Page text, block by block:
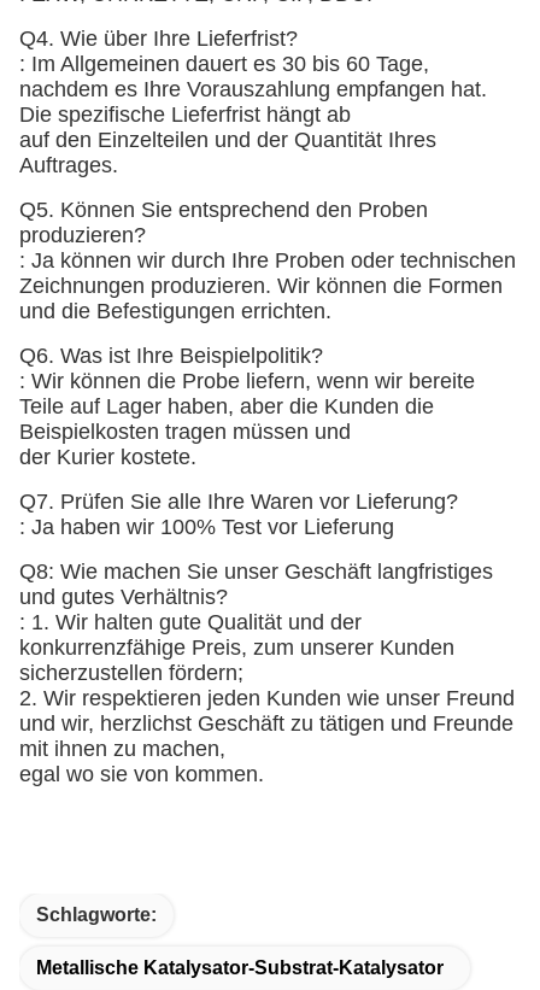
Q4. Wie über Ihre Lieferfrist?
: Im Allgemeinen dauert es 30 bis 60 Tage,
nachdem es Ihre Vorauszahlung empfangen hat.
Die spezifische Lieferfrist hängt ab
auf den Einzelteilen und der Quantität Ihres
Auftrages.
Q5. Können Sie entsprechend den Proben
produzieren?
: Ja können wir durch Ihre Proben oder technischen
Zeichnungen produzieren. Wir können die Formen
und die Befestigungen errichten.
Q6. Was ist Ihre Beispielpolitik?
: Wir können die Probe liefern, wenn wir bereite
Teile auf Lager haben, aber die Kunden die
Beispielkosten tragen müssen und
der Kurier kostete.
Q7. Prüfen Sie alle Ihre Waren vor Lieferung?
: Ja haben wir 100% Test vor Lieferung
Q8: Wie machen Sie unser Geschäft langfristiges
und gutes Verhältnis?
: 1. Wir halten gute Qualität und der
konkurrenzfähige Preis, zum unserer Kunden
sicherzustellen fördern;
2. Wir respektieren jeden Kunden wie unser Freund
und wir, herzlichst Geschäft zu tätigen und Freunde
mit ihnen zu machen,
egal wo sie von kommen.
Schlagworte:
Metallische Katalysator-Substrat-Katalysator